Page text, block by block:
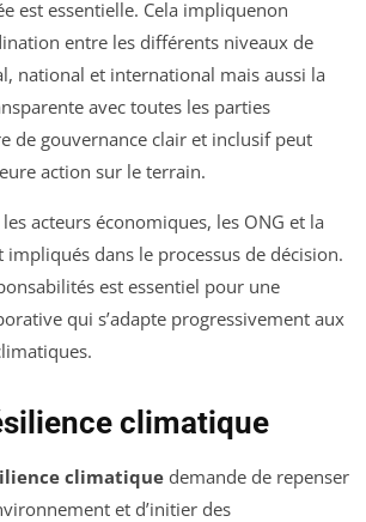
est essentielle. Cela impliquenon
entre les différents niveaux de
national et international mais aussi la
avec toutes les parties
de gouvernance clair et inclusif peut
action sur le terrain.
acteurs économiques, les ONG et la
impliqués dans le processus de décision.
est essentiel pour une
qui s’adapte progressivement aux
climatique
climatique demande de repenser
et d’initier des